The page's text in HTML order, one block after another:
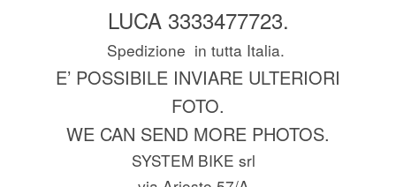
LUCA 3333477723.
Spedizione in tutta Italia.
E’ POSSIBILE INVIARE ULTERIORI
FOTO.
WE CAN SEND MORE PHOTOS.
SYSTEM BIKE srl